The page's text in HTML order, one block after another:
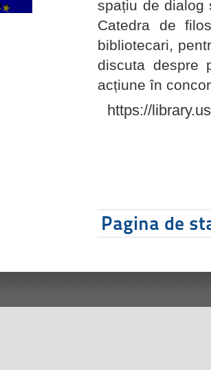
spațiu de dialog
Catedra de
bibliotecari,
discuta despre
acțiune în
https://
Pagina de